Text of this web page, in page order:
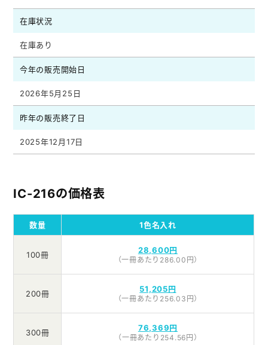
在庫状況
在庫あり
今年の販売開始日
2026年5月25日
昨年の販売終了日
2025年12月17日
IC-216の価格表
数量 1色名入れ
100冊 28,600円
（一冊あたり286.00円）
200冊 51,205円
（一冊あたり256.03円）
300冊 76,369円
（一冊あたり254.56円）